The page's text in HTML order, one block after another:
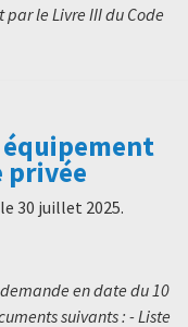
le Livre III du Code
privée
le 30 juillet 2025.
en date du 10
suivants : - Liste